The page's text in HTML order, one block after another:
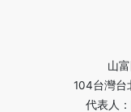
山
104台灣台
代表人